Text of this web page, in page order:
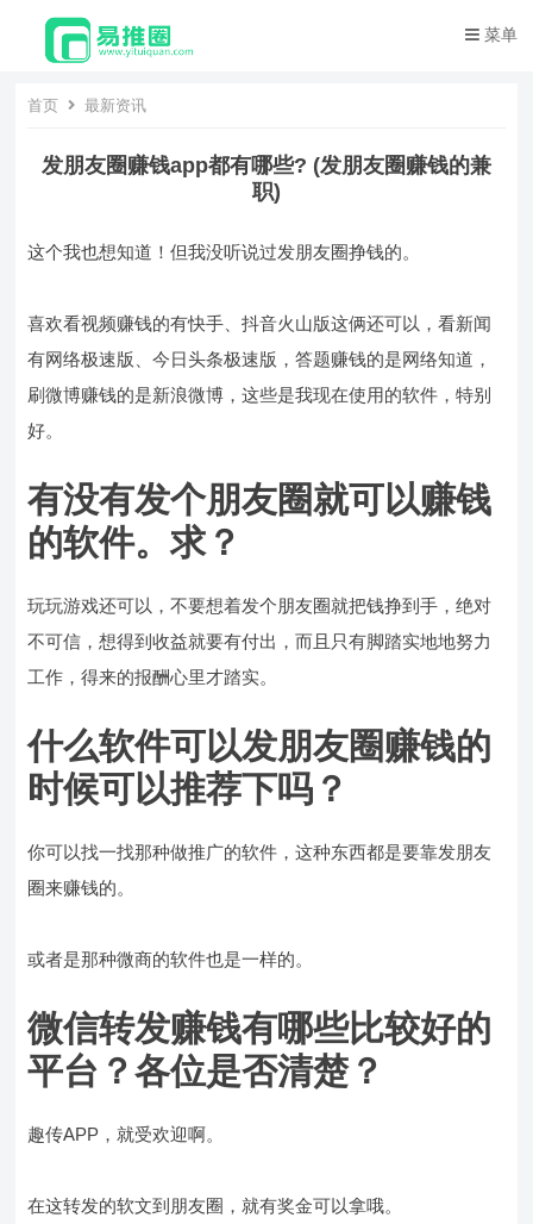
菜单
首页 最新资讯
发朋友圈赚钱app都有哪些? (发朋友圈赚钱的兼
职)
这个我也想知道！但我没听说过发朋友圈挣钱的。
喜欢看视频赚钱的有快手、抖音火山版这俩还可以，看新闻
有网络极速版、今日头条极速版，答题赚钱的是网络知道，
刷微博赚钱的是新浪微博，这些是我现在使用的软件，特别
好。
有没有发个朋友圈就可以赚钱
的软件。求？
玩玩游戏还可以，不要想着发个朋友圈就把钱挣到手，绝对
不可信，想得到收益就要有付出，而且只有脚踏实地地努力
工作，得来的报酬心里才踏实。
什么软件可以发朋友圈赚钱的
时候可以推荐下吗？
你可以找一找那种做推广的软件，这种东西都是要靠发朋友
圈来赚钱的。
或者是那种微商的软件也是一样的。
微信转发赚钱有哪些比较好的
平台？各位是否清楚？
趣传APP，就受欢迎啊。
在这转发的软文到朋友圈，就有奖金可以拿哦。